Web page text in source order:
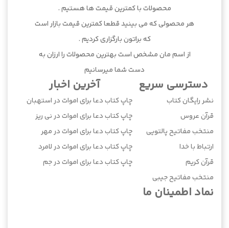
محصولات با کمترین قیمت ها هستیم .
هر محصولی که می بینید قطعا کمترین قیمت بازار است
که براتون بارگزاری کردیم .
از اسم مان مشخص است بهترین محصولات را ارزان به
دست شما میرسانیم
دسترسی سریع
نشر رایگان کتاب
قرآن عروس
منتخب مفاتیح پالتویی
ارتباط با خدا
قرآن کریم
منتخب مفاتیح جیبی
آخرین اخبار
چاپ کتاب دعا برای اموات در استهبان
چاپ کتاب دعا برای اموات در نی ریز
چاپ کتاب دعا برای اموات در مهر
چاپ کتاب دعا برای اموات در لامرد
چاپ کتاب دعا برای اموات در جم
نماد اطمینان ما